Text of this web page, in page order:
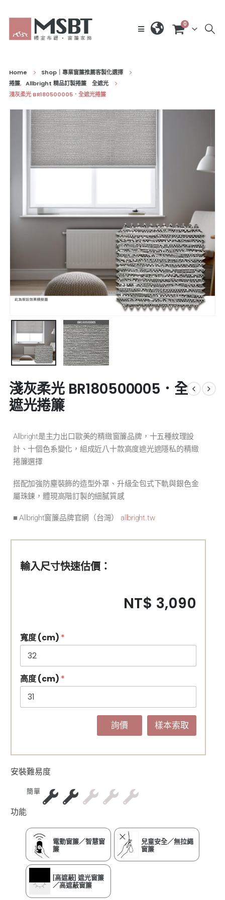
0
Home
Shop｜專業窗簾推薦客製化選擇
捲簾, Allbright 精品訂製捲簾 全遮光
淺灰柔光 BR180500005．全遮光捲簾
淺灰柔光 BR180500005．全
遮光捲簾
Allbright是主力出口歐美的精緻窗簾品牌，十五種紋理設
計、十個色系變化，組成近八十款高度遮光遮隱私的精緻
捲簾選擇
搭配加強防塵裝飾的造型外罩、升級全包式下軌與銀色金
屬珠鍊，體現高階訂製的細膩質感
■ Allbright窗簾品牌官網（台灣）allbright.tw
輸入尺寸快速估價：
NT$ 3,090
寬度 (cm) *
高度 (cm) *
詢價 樣本索取
安裝難易度
簡單
功能
電動窗簾／智慧窗
簾
兒童安全／無拉繩
窗簾
[高遮蔽] 遮光窗簾
／高遮蔽窗簾